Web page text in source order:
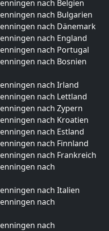
nach Belgien
nach Bulgarien
nach Dänemark
nach England
nach Portugal
nach Bosnien
nach Irland
nach Lettland
nach Zypern
nach Kroatien
nach Estland
nach Finnland
nach Frankreich
nach
nach Italien
nach
nach